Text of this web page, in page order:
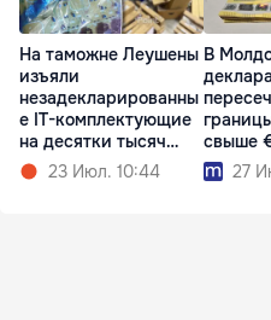
На таможне Леушены
изъяли
незадекларированны
е IT-комплектующие
на десятки тысяч
леев23 Июл. 10:44
В
свыше
подать
27